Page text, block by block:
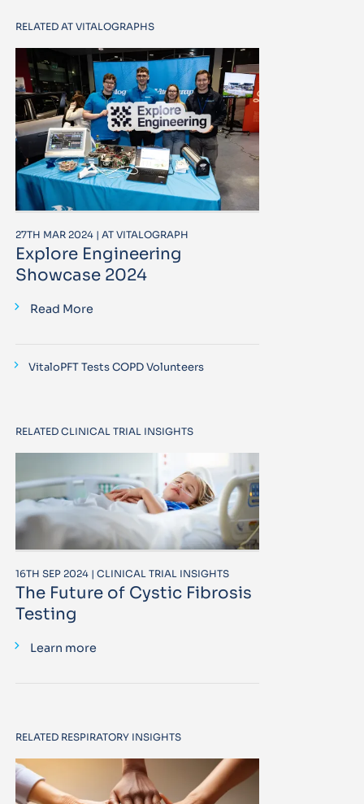
RELATED AT VITALOGRAPHS
27TH MAR 2024 | AT VITALOGRAPH
Explore Engineering
Showcase 2024
Read More
VitaloPFT Tests COPD Volunteers
RELATED CLINICAL TRIAL INSIGHTS
16TH SEP 2024 | CLINICAL TRIAL INSIGHTS
The Future of Cystic Fibrosis
Testing
Learn more
RELATED RESPIRATORY INSIGHTS